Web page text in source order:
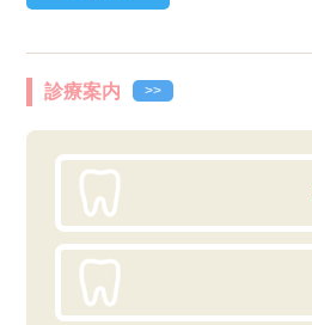
診療案内 >>